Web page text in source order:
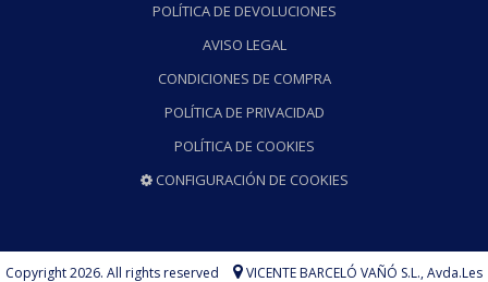
POLÍTICA DE DEVOLUCIONES
AVISO LEGAL
CONDICIONES DE COMPRA
POLÍTICA DE PRIVACIDAD
POLÍTICA DE COOKIES
CONFIGURACIÓN DE COOKIES
Copyright 2026. All rights reserved VICENTE BARCELÓ VAÑÓ S.L.,Avda.Les